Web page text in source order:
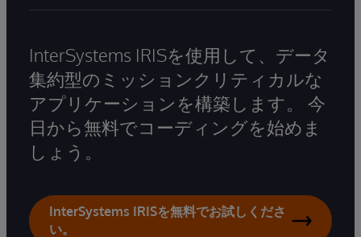
InterSystems IRISを使用して、データ
集約型のミッションクリティカルな
アプリケーションを構築します。 今
日から無料でコーディングを始めま
しょう。
InterSystems IRISを無料でお試しくださ
い。